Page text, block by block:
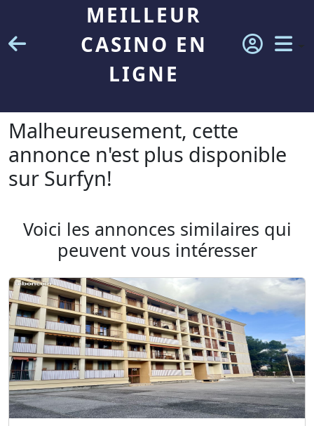
MEILLEUR
CASINO EN
LIGNE
Malheureusement, cette
annonce n'est plus disponible
sur Surfyn!
Voici les annonces similaires qui
peuvent vous intéresser